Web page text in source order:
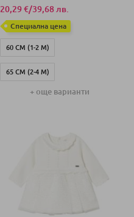
20,29 €/39,68 лв.
Специална цена
60 СМ (1-2 М)
65 СМ (2-4 М)
70 СМ (4-6 М)
+ още варианти